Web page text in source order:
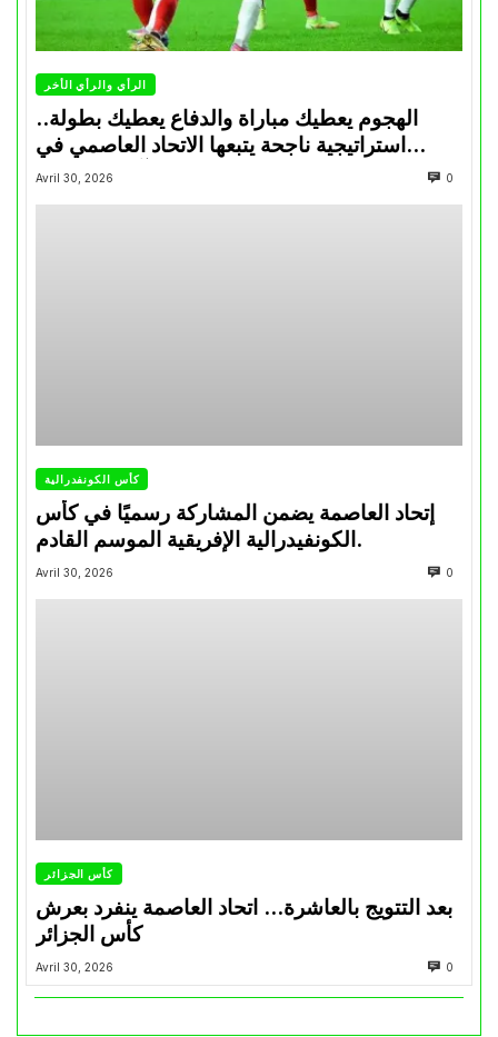
الرأي والرأي الأخر
الهجوم يعطيك مباراة والدفاع يعطيك بطولة..
استراتيجية ناجحة يتبعها الاتحاد العاصمي في
تتويجاته آخر السنوات
Avril 30, 2026 0
كأس الكونفدرالية
إتحاد العاصمة يضمن المشاركة رسميًا في كأس
الكونفيدرالية الإفريقية الموسم القادم.
Avril 30, 2026 0
كأس الجزائر
بعد التتويج بالعاشرة… اتحاد العاصمة ينفرد بعرش
كأس الجزائر
Avril 30, 2026 0